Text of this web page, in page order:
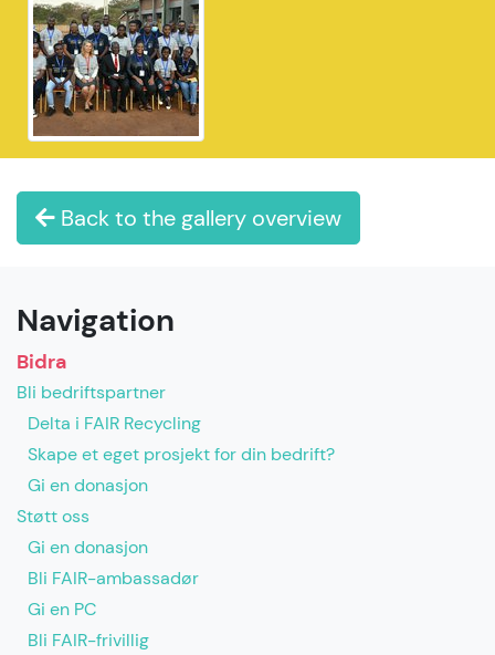
Back to the gallery overview
Navigation
Bidra
Bli bedriftspartner
Delta i FAIR Recycling
Skape et eget prosjekt for din bedrift?
Gi en donasjon
Støtt oss
Gi en donasjon
Bli FAIR-ambassadør
Gi en PC
Bli FAIR-frivillig